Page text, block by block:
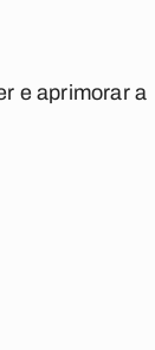
e aprimorar a